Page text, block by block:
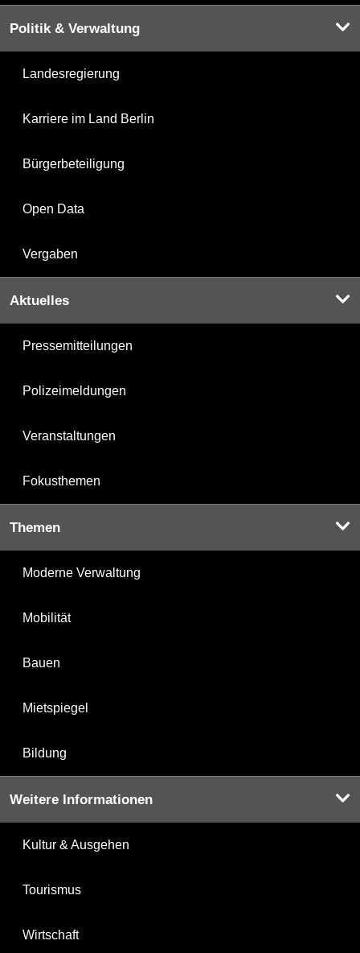
Politik & Verwaltung
Landesregierung
Karriere im Land Berlin
Bürgerbeteiligung
Open Data
Vergaben
Aktuelles
Pressemitteilungen
Polizeimeldungen
Veranstaltungen
Fokusthemen
Themen
Moderne Verwaltung
Mobilität
Bauen
Mietspiegel
Bildung
Weitere Informationen
Kultur & Ausgehen
Tourismus
Wirtschaft